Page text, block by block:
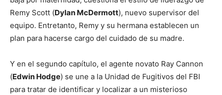
Remy Scott (Dylan McDermott), nuevo supervisor del
equipo. Entretanto, Remy y su hermana establecen un
plan para hacerse cargo del cuidado de su madre.
Y en el segundo capítulo, el agente novato Ray Cannon
(Edwin Hodge) se une a la Unidad de Fugitivos del FBI
para tratar de identificar y localizar a un misterioso